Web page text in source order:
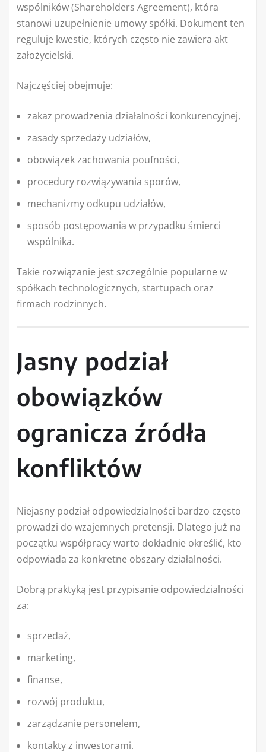
wspólników (Shareholders Agreement), która
stanowi uzupełnienie umowy spółki. Dokument ten
reguluje kwestie, których często nie zawiera akt
założycielski.
Najczęściej obejmuje:
zakaz prowadzenia działalności konkurencyjnej,
zasady sprzedaży udziałów,
obowiązek zachowania poufności,
procedury rozwiązywania sporów,
mechanizmy odkupu udziałów,
sposób postępowania w przypadku śmierci
wspólnika.
Takie rozwiązanie jest szczególnie popularne w
spółkach technologicznych, startupach oraz
firmach rodzinnych.
Jasny podział
obowiązków
ogranicza źródła
konfliktów
Niejasny podział odpowiedzialności bardzo często
prowadzi do wzajemnych pretensji. Dlatego już na
początku współpracy warto dokładnie określić, kto
odpowiada za konkretne obszary działalności.
Dobrą praktyką jest przypisanie odpowiedzialności
za:
sprzedaż,
marketing,
finanse,
rozwój produktu,
zarządzanie personelem,
kontakty z inwestorami.